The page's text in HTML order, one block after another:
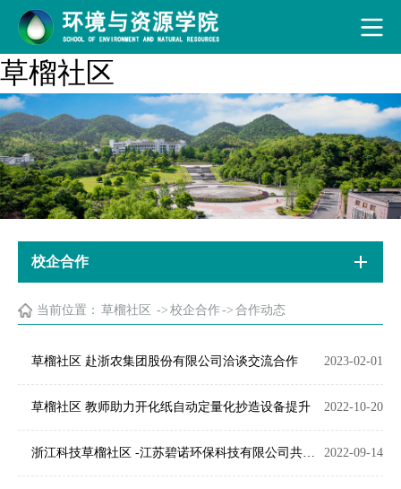
草榴社区
校企合作
当前位置： 草榴社区 -> 校企合作-> 合作动态
2023-02-01
草榴社区 赴浙农集团股份有限公司洽谈交流合作
2022-10-20
草榴社区 教师助力开化纸自动定量化抄造设备提升
2022-09-14
浙江科技草榴社区 -江苏碧诺环保科技有限公司共建校企产学研合作基地